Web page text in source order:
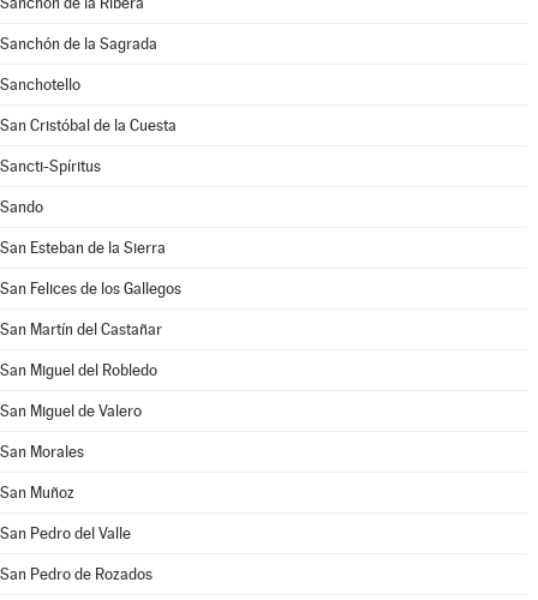
Sanchón de la Sagrada
Sanchotello
San Cristóbal de la Cuesta
Sancti-Spíritus
Sando
San Esteban de la Sierra
San Felices de los Gallegos
San Martín del Castañar
San Miguel del Robledo
San Miguel de Valero
San Morales
San Muñoz
San Pedro del Valle
San Pedro de Rozados